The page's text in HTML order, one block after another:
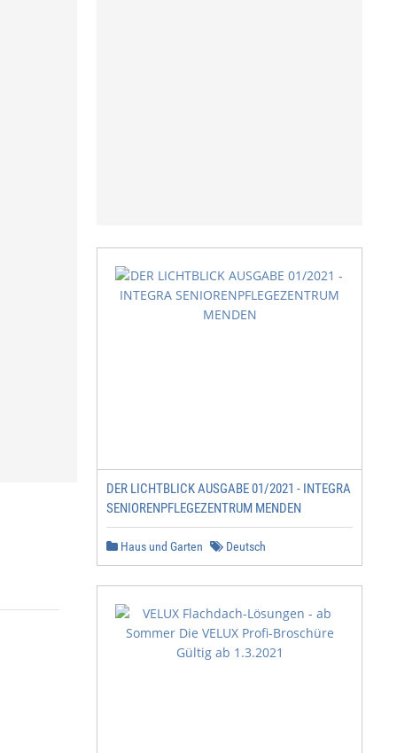
DER LICHTBLICK AUSGABE 01/2021 - INTEGRA
SENIORENPFLEGEZENTRUM MENDEN
Haus und Garten Deutsch